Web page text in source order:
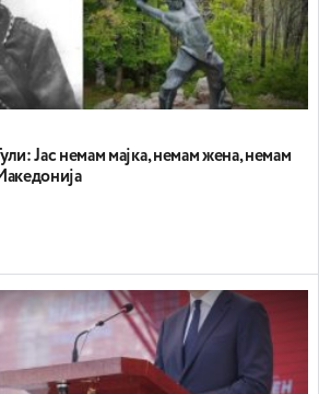
Јас немам мајка, немам жена, немам